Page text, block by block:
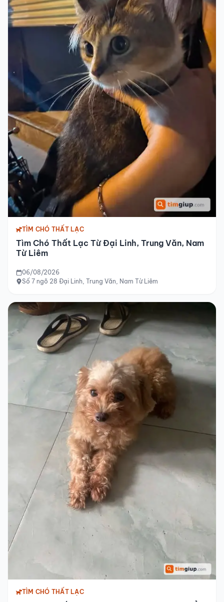
TÌM CHÓ THẤT LẠC
Tìm Chó Thất Lạc Từ Đại Linh, Trung Văn, Nam
Từ Liêm
06/08/2026
Số 7 ngõ 28 Đại Linh, Trung Văn, Nam Từ Liêm
TÌM CHÓ THẤT LẠC